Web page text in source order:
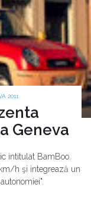
2011
Geneva
intitulat BamBoo.
h şi integrează un